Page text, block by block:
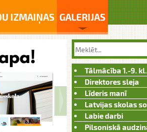
IZMAIŅAS GALERIJAS
Tālmācība 1.-9. kl.
Direktores sleja
Līderis manī
Latvijas skolas
Labie darbi
Pilsoniskā